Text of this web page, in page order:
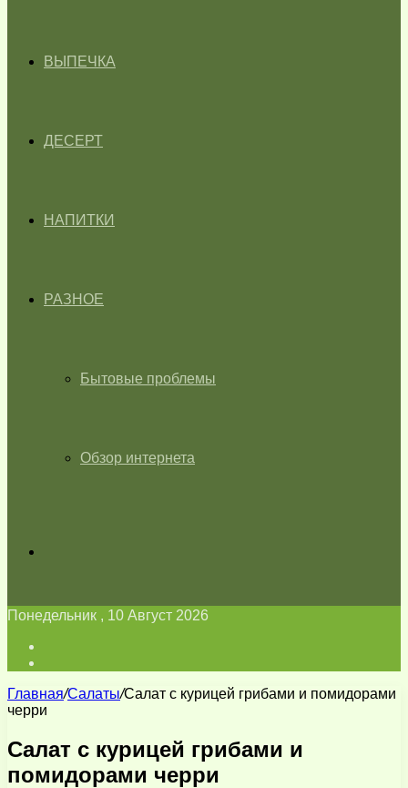
ВЫПЕЧКА
ДЕСЕРТ
НАПИТКИ
РАЗНОЕ
Бытовые проблемы
Обзор интернета
Понедельник , 10 Август 2026
Главная/Салаты/Салат с курицей грибами и помидорами
черри
Салат с курицей грибами и
помидорами черри